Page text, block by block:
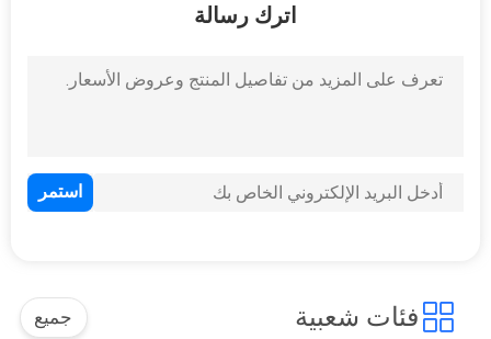
ناعم
اترك رسالة
فئات شعبية جميع